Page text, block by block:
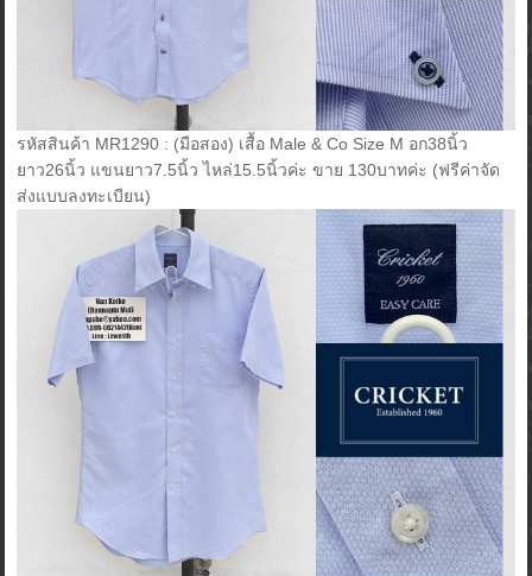
รหัสสินค้า MR1290 : (มือสอง) เสื้อ Male & Co Size M อก38นิ้ว
ยาว26นิ้ว แขนยาว7.5นิ้ว ไหล่15.5นิ้วค่ะ ขาย 130บาทค่ะ (ฟรีค่าจัด
ส่งแบบลงทะเบียน)